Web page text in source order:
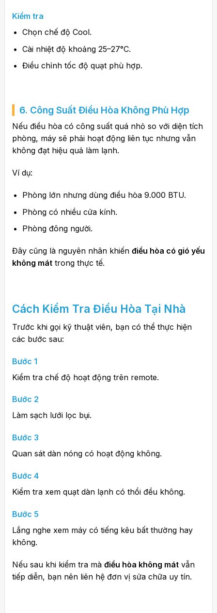
Kiểm tra
Chọn chế độ Cool.
Cài nhiệt độ khoảng 25–27°C.
Điều chỉnh tốc độ quạt phù hợp.
6. Công Suất Điều Hòa Không Phù Hợp
Nếu điều hòa có công suất quá nhỏ so với diện tích
phòng, máy sẽ phải hoạt động liên tục nhưng vẫn
không đạt hiệu quả làm lạnh.
Ví dụ:
Phòng lớn nhưng dùng điều hòa 9.000 BTU.
Phòng có nhiều cửa kính.
Phòng đông người.
Đây cũng là nguyên nhân khiến điều hòa có gió yếu
không máttrong thực tế.
Cách Kiểm Tra Điều Hòa Tại Nhà
Trước khi gọi kỹ thuật viên, bạn có thể thực hiện
các bước sau:
Bước 1
Kiểm tra chế độ hoạt động trên remote.
Bước 2
Làm sạch lưới lọc bụi.
Bước 3
Quan sát dàn nóng có hoạt động không.
Bước 4
Kiểm tra xem quạt dàn lạnh có thổi đều không.
Bước 5
Lắng nghe xem máy có tiếng kêu bất thường hay
không.
Nếu sau khi kiểm tra mà điều hòa không mátvẫn
tiếp diễn, bạn nên liên hệ đơn vị sửa chữa uy tín.